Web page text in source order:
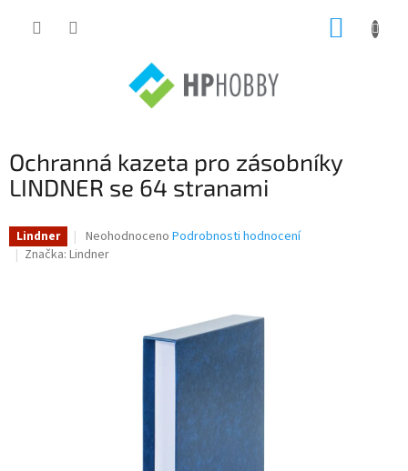
Ochranná kazeta pro zásobníky
LINDNER se 64 stranami
Lindner
Průměrné
hodnocení
Neohodnoceno Podrobnosti hodnocení
Značka: Lindner